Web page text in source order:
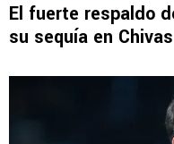
El fuerte respaldo
su sequía en Chivas